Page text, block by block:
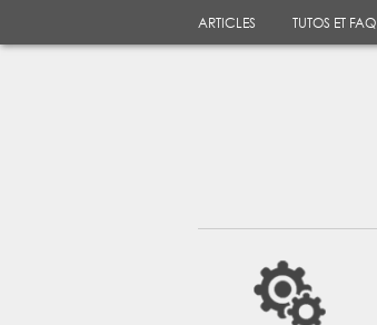
ARTICLES TUTOS ET FAQ